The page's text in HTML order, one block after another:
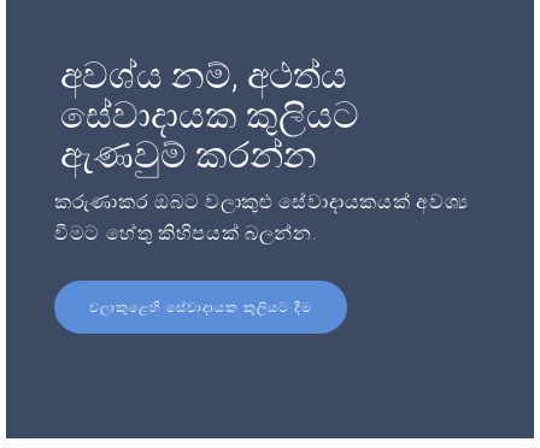
අවශ්ය නම්, අථත්ය
සේවාදායක කුලියට
ඇණවුම් කරන්න
කරුණාකර ඔබට වලාකුළු සේවාදායකයක් අවශ්‍ය
වීමට හේතු කිහිපයක් බලන්න.
වලාකුළෙහි සේවාදායක කුලියට දීම